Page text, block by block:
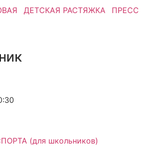
ДЕТСКАЯ РАСТЯЖКА
ПРЕСС
(для школьников)